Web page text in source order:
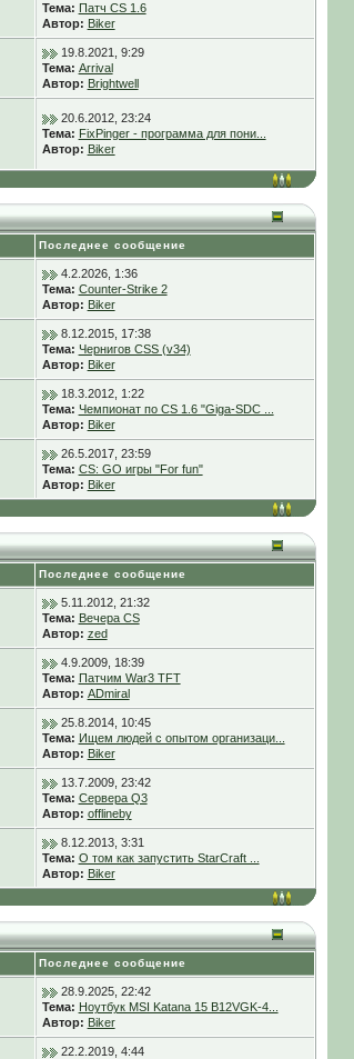
Тема: Патч CS 1.6
Автор: Biker
19.8.2021, 9:29
Тема: Arrival
Автор: Brightwell
20.6.2012, 23:24
Тема: FixPinger - программа для пони...
Автор: Biker
Последнее сообщение
4.2.2026, 1:36
Тема: Counter-Strike 2
Автор: Biker
8.12.2015, 17:38
Тема: Чернигов CSS (v34)
Автор: Biker
18.3.2012, 1:22
Тема: Чемпионат по CS 1.6 "Giga-SDC ...
Автор: Biker
26.5.2017, 23:59
Тема: CS: GO игры "For fun"
Автор: Biker
Последнее сообщение
5.11.2012, 21:32
Тема: Вечера CS
Автор: zed
4.9.2009, 18:39
Тема: Патчим War3 TFT
Автор: ADmiral
25.8.2014, 10:45
Тема: Ищем людей с опытом организаци...
Автор: Biker
13.7.2009, 23:42
Тема: Сервера Q3
Автор: offlineby
8.12.2013, 3:31
Тема: О том как запустить StarCraft ...
Автор: Biker
Последнее сообщение
28.9.2025, 22:42
Тема: Ноутбук MSI Katana 15 B12VGK-4...
Автор: Biker
22.2.2019, 4:44